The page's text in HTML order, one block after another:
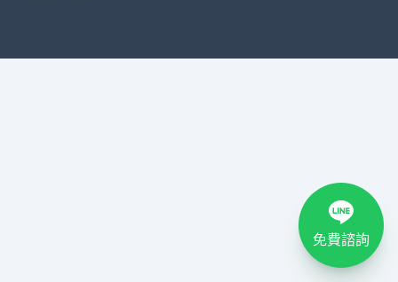
免費諮詢